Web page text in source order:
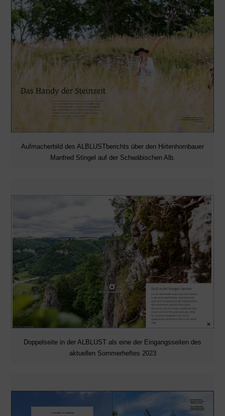
Aufmacherbild des ALBLUSTberichts über den Hirtenhornbauer
Manfred Stingel auf der Schwäbischen Alb.
Doppelseite in der ALBLUST als eine der Eingangsseiten des
aktuellen Sommerheftes 2023